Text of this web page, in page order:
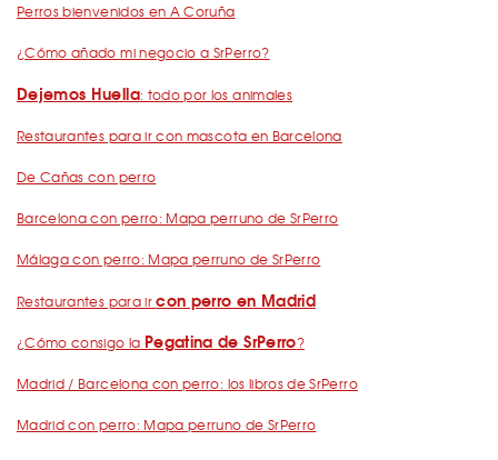
Perros bienvenidos en A Coruña
¿Cómo añado mi negocio a SrPerro?
Dejemos Huella: todo por los animales
Restaurantes para ir con mascota en Barcelona
De Cañas con perro
Barcelona con perro: Mapa perruno de SrPerro
Málaga con perro: Mapa perruno de SrPerro
Restaurantes para ircon perro en Madrid
¿Cómo consigo la Pegatina de SrPerro?
Madrid / Barcelona con perro: los libros de SrPerro
Madrid con perro: Mapa perruno de SrPerro